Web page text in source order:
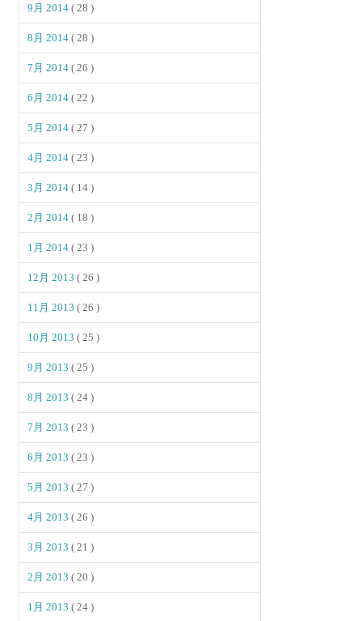
9月 2014( 28 )
8月 2014( 28 )
7月 2014( 26 )
6月 2014( 22 )
5月 2014( 27 )
4月 2014( 23 )
3月 2014( 14 )
2月 2014( 18 )
1月 2014( 23 )
12月 2013( 26 )
11月 2013( 26 )
10月 2013( 25 )
9月 2013( 25 )
8月 2013( 24 )
7月 2013( 23 )
6月 2013( 23 )
5月 2013( 27 )
4月 2013( 26 )
3月 2013( 21 )
2月 2013( 20 )
1月 2013( 24 )